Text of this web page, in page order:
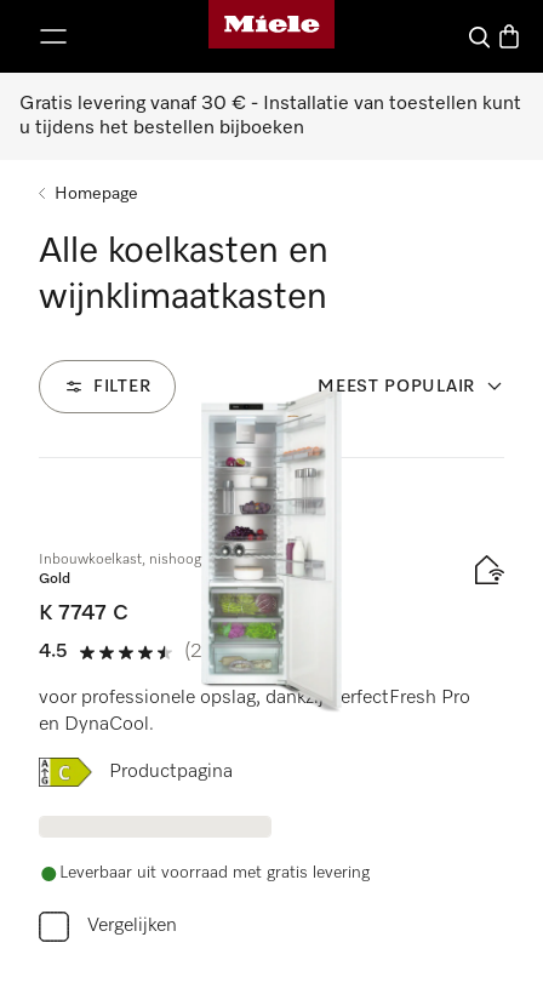
Miele homepage
Wat zoek
Gratis levering vanaf 30 € - Installatie van toestellen kunt
u tijdens het bestellen bijboeken
Homepage
Alle koelkasten en
wijnklimaatkasten
FILTER MEEST POPULAIR
132 Producten
Inbouwkoelkast, nishoogte 178 cm
Gold
K 7747 C
4.5
4.5 sterren van de 5
(2 beoordelingen)
voor professionele opslag, dankzij PerfectFresh Pro
en DynaCool.
Online Label Flag, Energielabel
Productpagina
Leverbaar uit voorraad met gratis levering
Vergelijken